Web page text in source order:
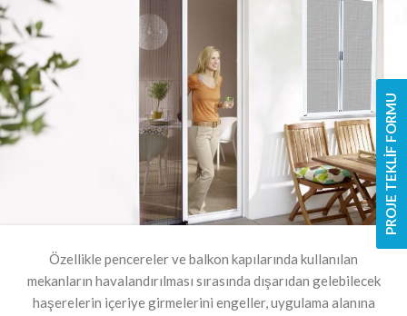
Özellikle pencereler ve balkon kapılarında kullanılan
mekanların havalandırılması sırasında dışarıdan gelebilecek
haşerelerin içeriye girmelerini engeller, uygulama alanına
PROJE TEKLİF FORMU